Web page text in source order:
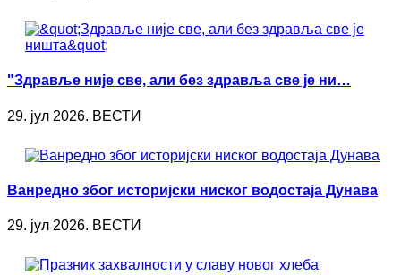
"Здравље није све, али без здравља све је ни…
29. јул 2026. ВЕСТИ
Ванредно због историјски ниског водостаја Дунава
29. јул 2026. ВЕСТИ